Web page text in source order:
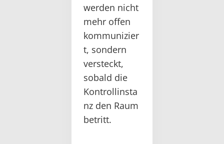
werden nicht
mehr offen
kommunizier
t, sondern
versteckt,
sobald die
Kontrollinsta
nz den Raum
betritt.